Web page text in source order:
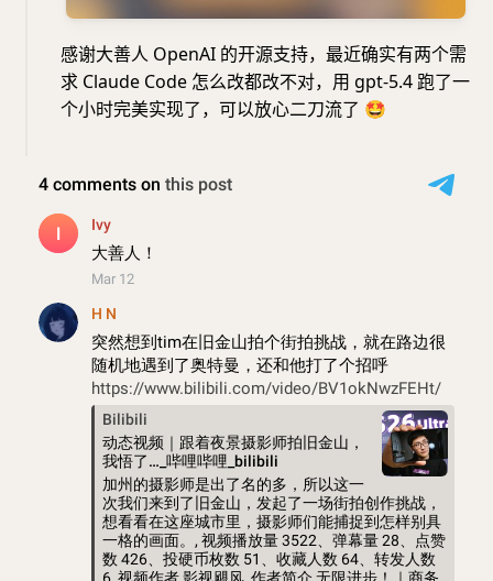
感谢大善人 OpenAI 的开源支持，最近确实有两个需
求 Claude Code 怎么改都改不对，用 gpt-5.4 跑了一
个小时完美实现了，可以放心二刀流了 🤩